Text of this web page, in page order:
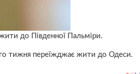
до Південної Пальміри.
тижня переїжджає жити до Одеси.